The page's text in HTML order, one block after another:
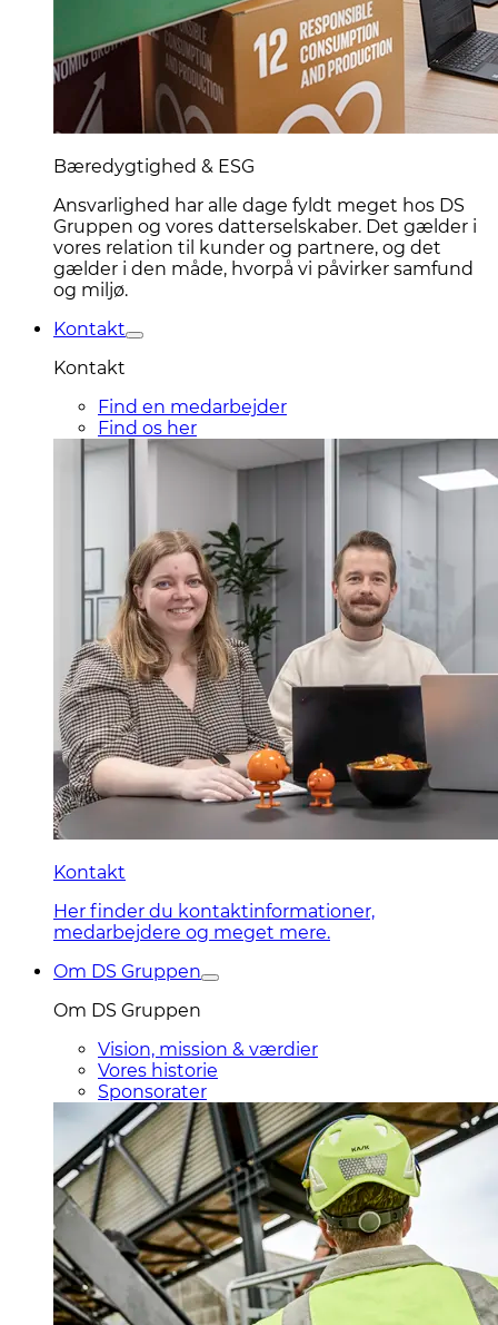
Bæredygtighed & ESG
Ansvarlighed har alle dage fyldt meget hos DS
Gruppen og vores datterselskaber. Det gælder i
vores relation til kunder og partnere, og det
gælder i den måde, hvorpå vi påvirker samfund
og miljø.
Kontakt
Kontakt
Find en medarbejder
Find os her
Kontakt
Her finder du kontaktinformationer,
medarbejdere og meget mere.
Om DS Gruppen
Om DS Gruppen
Vision, mission & værdier
Vores historie
Sponsorater